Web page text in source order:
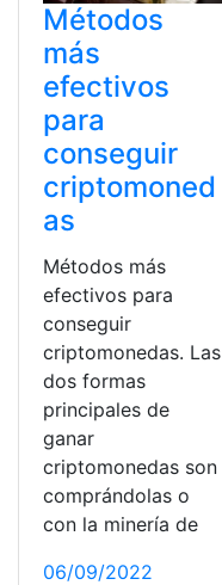
Métodos
más
efectivos
para
conseguir
criptomoned
as
Métodos más
efectivos para
conseguir
criptomonedas. Las
dos formas
principales de
ganar
criptomonedas son
comprándolas o
con la minería de
06/09/2022